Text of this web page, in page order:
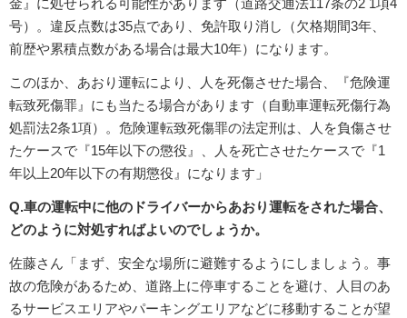
金』に処せられる可能性があります（道路交通法117条の2 1項4
号）。違反点数は35点であり、免許取り消し（欠格期間3年、
前歴や累積点数がある場合は最大10年）になります。
このほか、あおり運転により、人を死傷させた場合、『危険運
転致死傷罪』にも当たる場合があります（自動車運転死傷行為
処罰法2条1項）。危険運転致死傷罪の法定刑は、人を負傷させ
たケースで『15年以下の懲役』、人を死亡させたケースで『1
年以上20年以下の有期懲役』になります」
Q.車の運転中に他のドライバーからあおり運転をされた場合、
どのように対処すればよいのでしょうか。
佐藤さん「まず、安全な場所に避難するようにしましょう。事
故の危険があるため、道路上に停車することを避け、人目のあ
るサービスエリアやパーキングエリアなどに移動することが望